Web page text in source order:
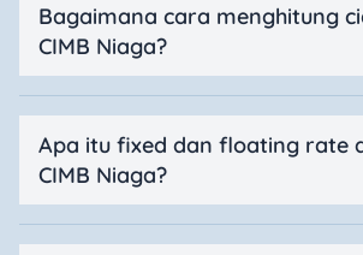
Bagaimana cara menghitung
CIMB Niaga?
Apa itu fixed dan floating rate
CIMB Niaga?